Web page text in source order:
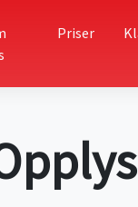
Priser